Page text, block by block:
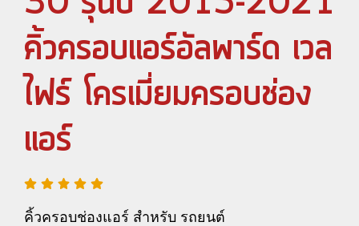
คิ้วครอบแอร์อัลพาร์ด เวล
ไฟร์ โครเมี่ยมครอบช่อง
แอร์
คิ้วครอบช่องแอร์ สำหรับ รถยนต์